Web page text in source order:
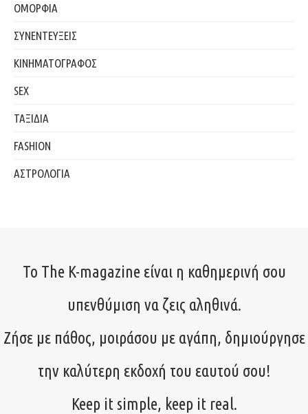
ΟΜΟΡΦΙΑ
ΣΥΝΕΝΤΕΥΞΕΙΣ
ΚΙΝΗΜΑΤΟΓΡΑΦΟΣ
SEX
ΤΑΞΙΔΙΑ
FASHION
ΑΣΤΡΟΛΟΓΙΑ
Το The K-magazine είναι η καθημερινή σου
υπενθύμιση να ζεις αληθινά.
Ζήσε με πάθος, μοιράσου με αγάπη, δημιούργησε
την καλύτερη εκδοχή του εαυτού σου!
Keep it simple, keep it real.